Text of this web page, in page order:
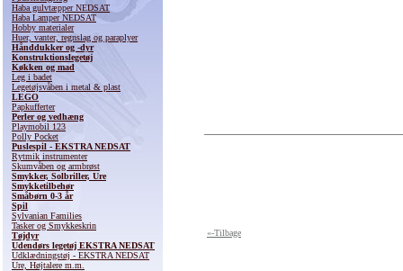
Haba gulvtæpper NEDSAT
Haba Lamper NEDSAT
Hobby materialer
Huer, vanter, regnslag og paraplyer
Hånddukker og -dyr
Konstruktionslegetøj
Køkken og mad
Leg i badet
Legetøjsvåben i metal & plast
LEGO
Papkufferter
Perler og vedhæng
Playmobil 123
Polly Pocket
Puslespil - EKSTRA NEDSAT
Rytmik instrumenter
Skumvåben og armbrøst
Smykker, Solbriller, Ure
Smykketilbehør
Småbørn 0-3 år
Spil
Sylvanian Families
Tasker og Smykkeskrin
Tøjdyr
Udendørs legetøj EKSTRA NEDSAT
Udklædningstøj - EKSTRA NEDSAT
Ure, Højtalere m.m.
«-Tilbage